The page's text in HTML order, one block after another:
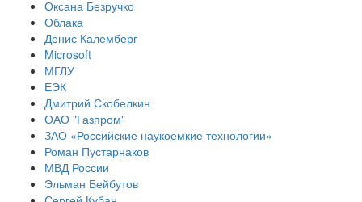
Оксана Безручко
Облака
Денис Калемберг
Microsoft
МГЛУ
ЕЭК
Дмитрий Скобелкин
ОАО "Газпром"
ЗАО «Российские наукоемкие технологии»
Роман Пустарнаков
МВД России
Эльман Бейбутов